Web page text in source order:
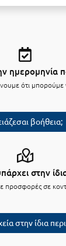
ημερομηνία
ότι
βοήθεια;
στην
προσφορές σε
στην ίδια